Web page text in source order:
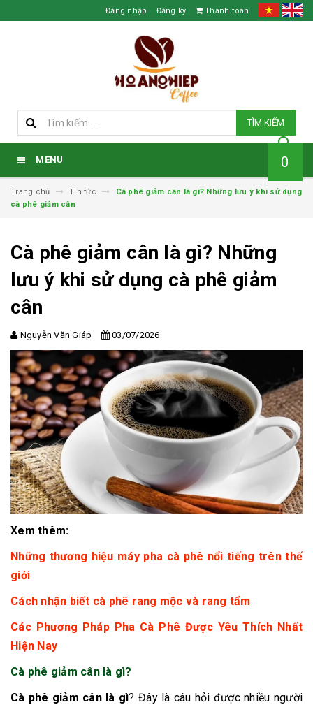
Đăng nhập Đăng ký Thanh toán
TÌM KIẾM
MENU 0
Trang chủ Tin tức
Cà phê giảm cân là gì? Những lưu ý khi sử dụng
cà phê giảm cân
Cà phê giảm cân là gì? Những
lưu ý khi sử dụng cà phê giảm
cân
Nguyễn Văn Giáp 03/07/2026
Xem thêm:
Những thương hiệu máy pha cà phê nổi tiếng trên thế
giới
Cách nhận biết cà phê rang mộc và rang tẩm
Các Phương Pháp Pha Cà Phê Được Yêu Thích Nhất
Hiện Nay
Cà phê giảm cân là gì?
Cà phê giảm cân là gì? Đây là câu hỏi được nhiều người